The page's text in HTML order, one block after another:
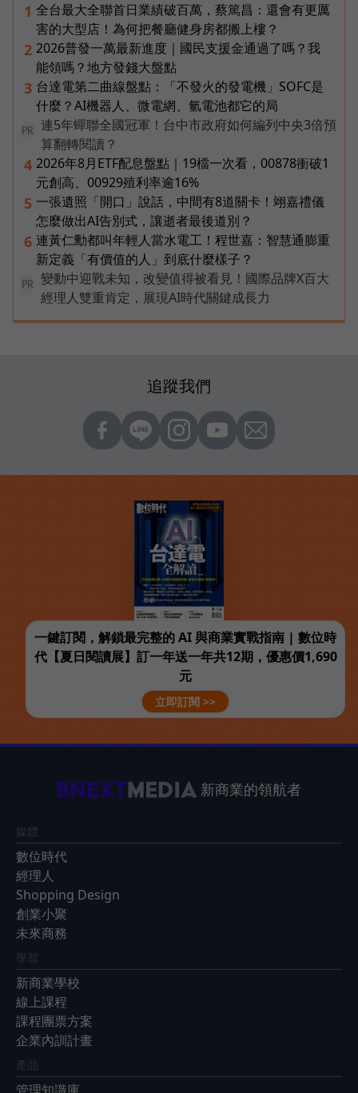
1 全台最大全聯首日業績破百萬，蔡篤昌：還會有更厲
害的大型店！為何把餐廳健身房都搬上樓？
2 2026普發一萬最新進度｜國民支援金通過了嗎？我
能領嗎？地方發錢大盤點
3 台達電第二曲線盤點：「不發火的發電機」SOFC是
什麼？AI機器人、微電網、氫電池都它的局
PR
連5年蟬聯全國冠軍！台中市政府如何編列中央3倍預
算翻轉閱讀？
4 2026年8月ETF配息盤點｜19檔一次看，00878衝破1
元創高、00929殖利率逾16%
5 一張遺照「開口」說話，中間有8道關卡！翊嘉禮儀
怎麼做出AI告別式，讓逝者最後道別？
6 連黃仁勳都叫年輕人當水電工！程世嘉：智慧通膨重
新定義「有價值的人」到底什麼樣子？
PR
變動中迎戰未知，改變值得被看見！國際品牌X百大
經理人雙重肯定，展現AI時代關鍵成長力
追蹤我們
一鍵訂閱，解鎖最完整的 AI 與商業實戰指南 | 數位時
代【夏日閱讀展】訂一年送一年共12期，優惠價1,690
元
立即訂閱 >>
新商業的領航者
媒體
數位時代
經理人
Shopping Design
創業小聚
未來商務
學習
新商業學校
線上課程
課程團票方案
企業內訓計畫
產品